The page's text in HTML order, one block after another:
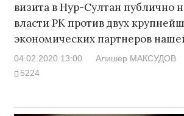
визита в Нур-Султан публично
власти РК против двух
экономических партнеров
04.02.2020 13:00 Алишер МАКСУДОВ
5224